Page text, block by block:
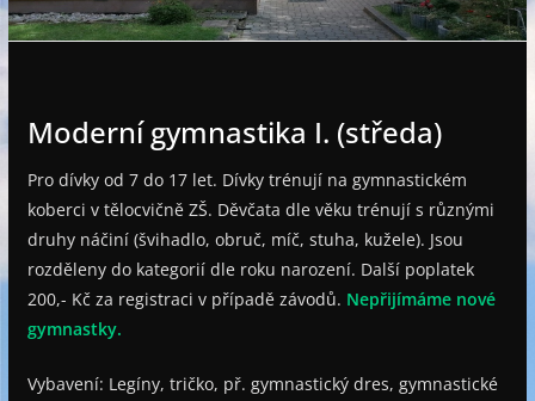
e
Moderní gymnastika I. (středa)
Pro dívky od 7 do 17 let. Dívky trénují na gymnastickém
koberci v tělocvičně ZŠ. Děvčata dle věku trénují s různými
druhy náčiní (švihadlo, obruč, míč, stuha, kužele). Jsou
rozděleny do kategorií dle roku narození. Další poplatek
200,- Kč za registraci v případě závodů. Nepřijímáme nové
gymnastky.
Vybavení: Legíny, tričko, př. gymnastický dres, gymnastické